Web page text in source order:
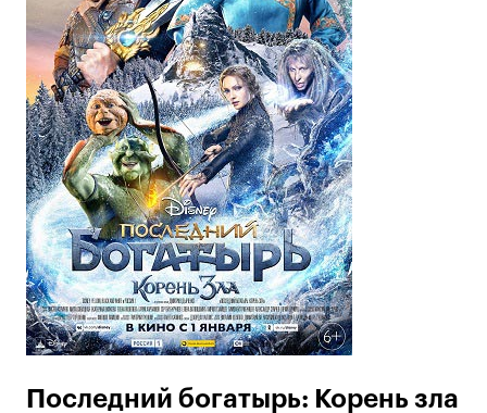
Последний богатырь: Корень зла